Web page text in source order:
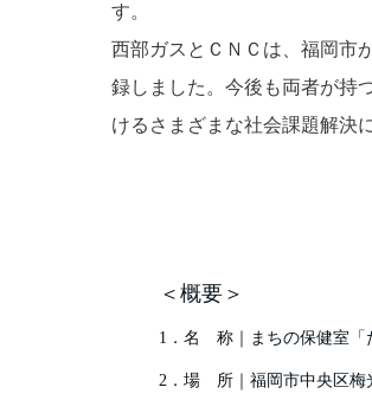
す。
西部ガスとＣＮＣは、福岡市
録しました。今後も両者が持
けるさまざまな社会課題解決
＜概要＞
1．名 称｜まちの保健室「
2．場 所｜福岡市中央区梅